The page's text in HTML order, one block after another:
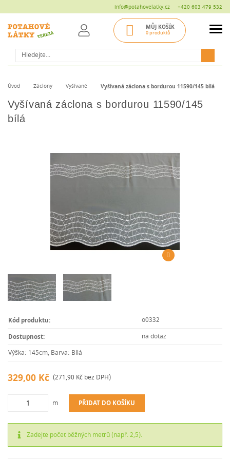
info@potahovelatky.cz +420 603 479 532
Hledat
MŮJ KOŠÍK
0 produktů
Úvod Záclony Vyšívané Vyšívaná záclona s bordurou 11590/145 bílá
Vyšívaná záclona s bordurou 11590/145
bílá
Kód produktu: o0332
Dostupnost:
na dotaz
Výška: 145cm, Barva: Bílá
329,00 Kč (271,90 Kč bez DPH)
m PŘIDAT DO KOŠÍKU
Zadejte počet běžných metrů (např. 2,5).